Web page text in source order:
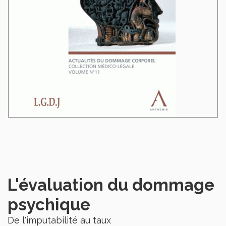
L'évaluation du dommage
psychique
De l'imputabilité au taux